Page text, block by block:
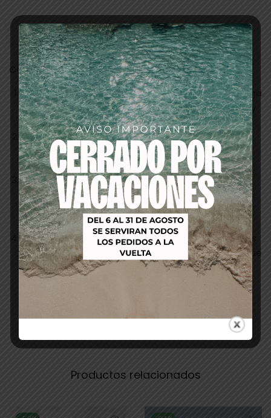
Descripción
Características Clave:
Cobertura Profunda de Canas:Majirel asegura una
cobertura completa, ofreciendo un color uniforme y
vibrante desde la raíz hasta las puntas.
Durabilidad Increíble:La fórmula avanzada de
Majirel garantiza un color intenso que se mantiene
vivo y brillante durante semanas.
Variedad de Tonos:Con una amplia gama de
tonos disponibles, desde naturales hasta vibrantes,
Majirel te permite personalizar cada experiencia de
coloración.
Cuidado del Cabello:Enriquecido con ingredientes
que cuidan el cabello, Majirel no solo colorea sino que
también mejora la textura del cabello, dejándolo
suave y manejable.
Productos relacionados